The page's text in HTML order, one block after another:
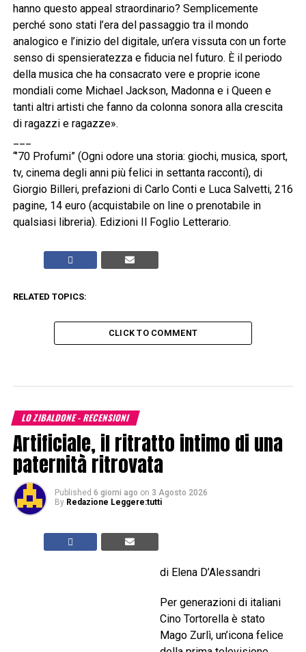
hanno questo appeal straordinario? Semplicemente
perché sono stati l’era del passaggio tra il mondo
analogico e l’inizio del digitale, un’era vissuta con un forte
senso di spensieratezza e fiducia nel futuro. È il periodo
della musica che ha consacrato vere e proprie icone
mondiali come Michael Jackson, Madonna e i Queen e
tanti altri artisti che fanno da colonna sonora alla crescita
di ragazzi e ragazze».
“’70 Profumi” (Ogni odore una storia: giochi, musica, sport,
tv, cinema degli anni più felici in settanta racconti), di
Giorgio Billeri, prefazioni di Carlo Conti e Luca Salvetti, 216
pagine, 14 euro (acquistabile on line o prenotabile in
qualsiasi libreria). Edizioni Il Foglio Letterario.
RELATED TOPICS:
CLICK TO COMMENT
LO ZIBALDONE - RECENSIONI
Artificiale, il ritratto intimo di una
paternità ritrovata
Published 6 giorni ago on 3 Agosto 2026
By Redazione Leggere:tutti
di Elena D’Alessandri
Per generazioni di italiani
Cino Tortorella è stato
Mago Zurlì, un’icona felice